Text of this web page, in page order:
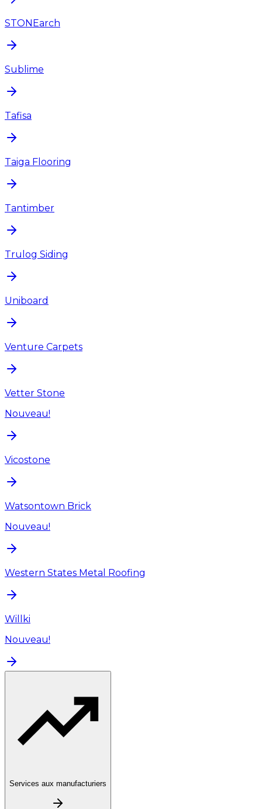
STONEarch
Sublime
Tafisa
Taiga Flooring
Tantimber
Trulog Siding
Uniboard
Venture Carpets
Vetter Stone
Nouveau!
Vicostone
Watsontown Brick
Nouveau!
Western States Metal Roofing
Willki
Nouveau!
Services aux manufacturiers